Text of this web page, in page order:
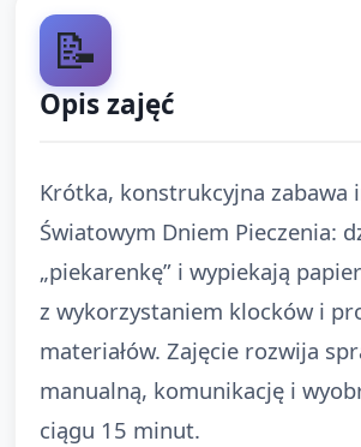
📝
Opis zajęć
Krótka, konstrukcyjna zabawa
Światowym Dniem Pieczenia:
„piekarenkę” i wypiekają
z wykorzystaniem klocków i
materiałów. Zajęcie rozwija
manualną, komunikację i
ciągu 15 minut.